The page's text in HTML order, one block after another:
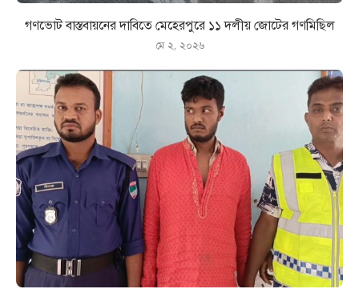
গণভোট বাস্তবায়নের দাবিতে মেহেরপুরে ১১ দলীয় জোটের গণমিছিল
মে ২, ২০২৬